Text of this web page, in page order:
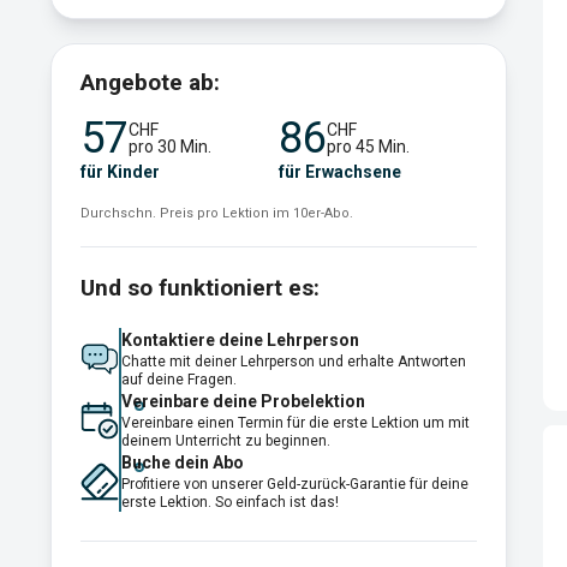
Angebote ab:
57CHF
pro 30 Min.
für Kinder
86CHF
pro 45 Min.
für Erwachsene
Durchschn. Preis pro Lektion im 10er-Abo.
Und so funktioniert es:
Kontaktiere deine Lehrperson
Chatte mit deiner Lehrperson und erhalte Antworten
auf deine Fragen.
Vereinbare deine Probelektion
Vereinbare einen Termin für die erste Lektion um mit
deinem Unterricht zu beginnen.
Buche dein Abo
Profitiere von unserer Geld-zurück-Garantie für deine
erste Lektion. So einfach ist das!